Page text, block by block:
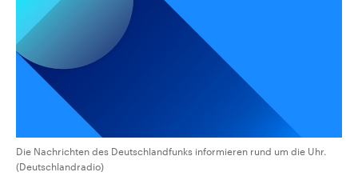
CDU, SPD und FDP regiert.-
Umfragen, Prognosen,
Wahlprogramme, aktuelle Berichte
und Hintergründe zu den Parteien
und Kandidaten der anstehenden
Wahl.
Programm Podcasts
Audio-Archiv
Die Nachrichten des Deutschlandfunks informieren rund um die Uhr.
(Deutschlandradio)